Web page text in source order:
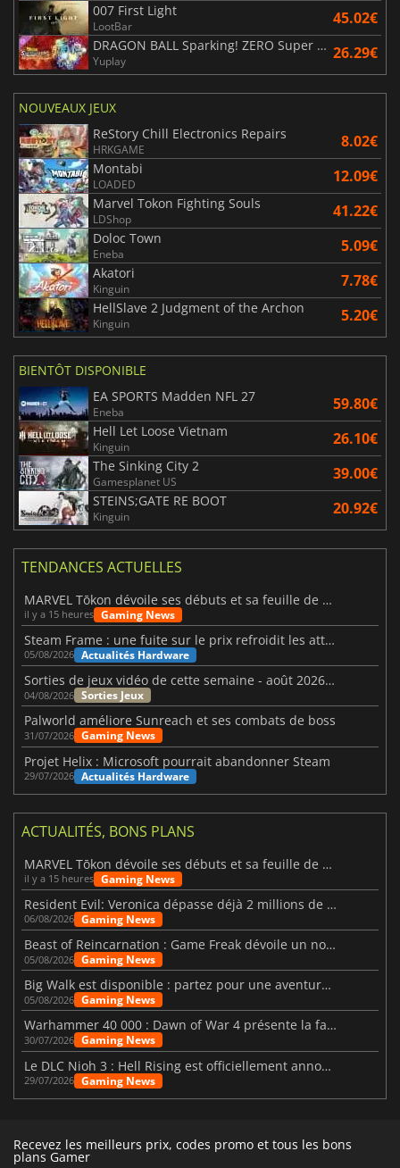
007 First Light
LootBar 45.02€
DRAGON BALL Sparking! ZERO Super Limit Breaking NEO
Yuplay 26.29€
NOUVEAUX JEUX
ReStory Chill Electronics Repairs
HRKGAME 8.02€
Montabi
LOADED 12.09€
Marvel Tokon Fighting Souls
LDShop 41.22€
Doloc Town
Eneba 5.09€
Akatori
Kinguin 7.78€
HellSlave 2 Judgment of the Archon
Kinguin 5.20€
BIENTÔT DISPONIBLE
EA SPORTS Madden NFL 27
Eneba 59.80€
Hell Let Loose Vietnam
Kinguin 26.10€
The Sinking City 2
Gamesplanet US 39.00€
STEINS;GATE RE BOOT
Kinguin 20.92€
TENDANCES ACTUELLES
MARVEL Tōkon dévoile ses débuts et sa feuille de route
il y a 15 heures Gaming News
Steam Frame : une fuite sur le prix refroidit les attentes VR
05/08/2026 Actualités Hardware
Sorties de jeux vidéo de cette semaine - août 2026 (semaine 32)
04/08/2026 Sorties Jeux
Palworld améliore Sunreach et ses combats de boss
31/07/2026 Gaming News
Projet Helix : Microsoft pourrait abandonner Steam
29/07/2026 Actualités Hardware
ACTUALITÉS, BONS PLANS
MARVEL Tōkon dévoile ses débuts et sa feuille de route
il y a 15 heures Gaming News
Resident Evil: Veronica dépasse déjà 2 millions de wishlists
06/08/2026 Gaming News
Beast of Reincarnation : Game Freak dévoile un nouveau pari
05/08/2026 Gaming News
Big Walk est disponible : partez pour une aventure entre amis
05/08/2026 Gaming News
Warhammer 40 000 : Dawn of War 4 présente la faction des Nécrons
30/07/2026 Gaming News
Le DLC Nioh 3 : Hell Rising est officiellement annoncé
29/07/2026 Gaming News
Recevez les meilleurs prix, codes promo et tous les bons
plans Gamer